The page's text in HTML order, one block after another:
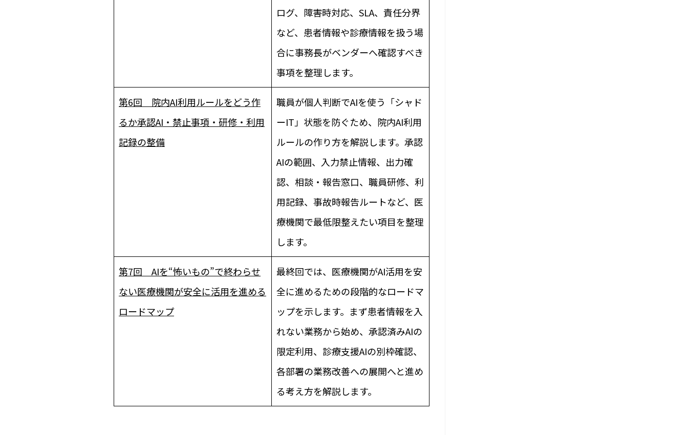
ログ、障害時対応、SLA、責任分界
など、患者情報や診療情報を扱う場
合に事務長がベンダーへ確認すべき
事項を整理します。
第6回 院内AI利用ルールをどう作
るか――承認AI・禁止事項・研修・利用
記録の整備
職員が個人判断でAIを使う「シャド
ーIT」状態を防ぐため、院内AI利用
ルールの作り方を解説します。承認
AIの範囲、入力禁止情報、出力確
認、相談・報告窓口、職員研修、利
用記録、事故時報告ルートなど、医
療機関で最低限整えたい項目を整理
します。
第7回 AIを“怖いもの”で終わらせ
ない――医療機関が安全に活用を進める
ロードマップ
最終回では、医療機関がAI活用を安
全に進めるための段階的なロードマ
ップを示します。まず患者情報を入
れない業務から始め、承認済みAIの
限定利用、診療支援AIの別枠確認、
各部署の業務改善への展開へと進め
る考え方を解説します。